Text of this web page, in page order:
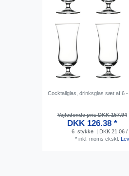
Cocktailglas, drinksglas sæt af 6 -
Vejledende pris DKK 157.94
DKK 126.38 *
6 stykke
| DKK 21.06
* inkl. moms ekskl.